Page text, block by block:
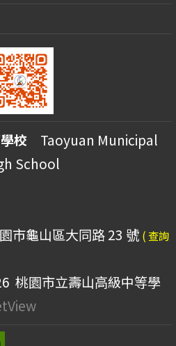
校 Taoyuan Municipal
School
市龜山區大同路 23 號 ( 查詢
桃園市立壽山高級中等學